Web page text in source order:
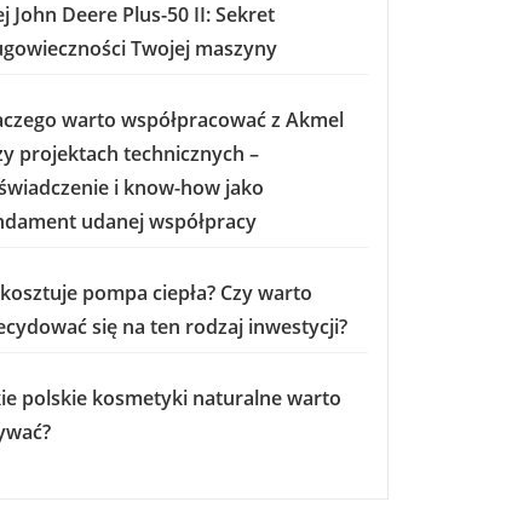
John Deere Plus-50 II: Sekret
Twojej maszyny
warto współpracować z Akmel
projektach technicznych –
i know-how jako
udanej współpracy
pompa ciepła? Czy warto
się na ten rodzaj inwestycji?
polskie kosmetyki naturalne warto